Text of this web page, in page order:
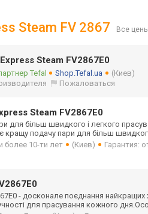
Steam FV 2867 Все
Steam FV2867E0
Tefal Shop.Tefal.ua
(Киев)
Пожаловаться
Steam FV2867E0
для більш швидкого і легкого
кращу подачу пари для більш швидког
более 10-ти лет (Киев)
Гарантия:
- досконале поєднання найкращих
для прасування кожного